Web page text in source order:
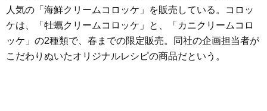
人気の「海鮮クリームコロッケ」を販売している。コロッ
ケは、「牡蠣クリームコロッケ」と、「カニクリームコロ
ッケ」の2種類で、春までの限定販売。同社の企画担当者が
こだわりぬいたオリジナルレシピの商品だという。